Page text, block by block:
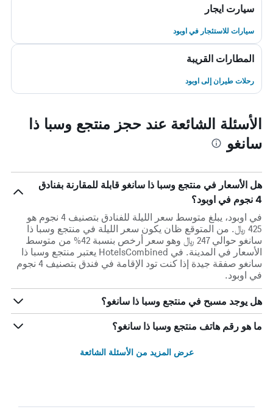
سيارت ايجار
سيارات للاستئجار في اوبود
المطارات القريبة
رحلات طيران إلى اوبود
الأسئلة الشائعة عند حجز منتجع وسبا ذا
سانغو
هل الأسعار في منتجع وسبا ذا سانغو قابلة للمقارنة بفنادق
4 نجوم في اوبود؟
في اوبود، يبلغ متوسط ​​سعر الليلة للفنادق بتصنيف 4 نجوم هو
425 ﷼. من المتوقع ظان يكون سعر الليلة في منتجع وسبا ذا
سانغو حوالي 247 ﷼ وهو سعر أرخص بنسبة 42% من متوسط
الأسعار في المدينة. في HotelsCombined يعتبر منتجع وسبا ذا
سانغو صفقة جيدة إذا كنت تود الإقامة في فندق بتصنيف 4 نجوم
في اوبود.
هل يوجد مسبح في منتجع وسبا ذا سانغو؟
ما هو رقم هاتف منتجع وسبا ذا سانغو؟
عرض المزيد من الأسئلة الشائعة